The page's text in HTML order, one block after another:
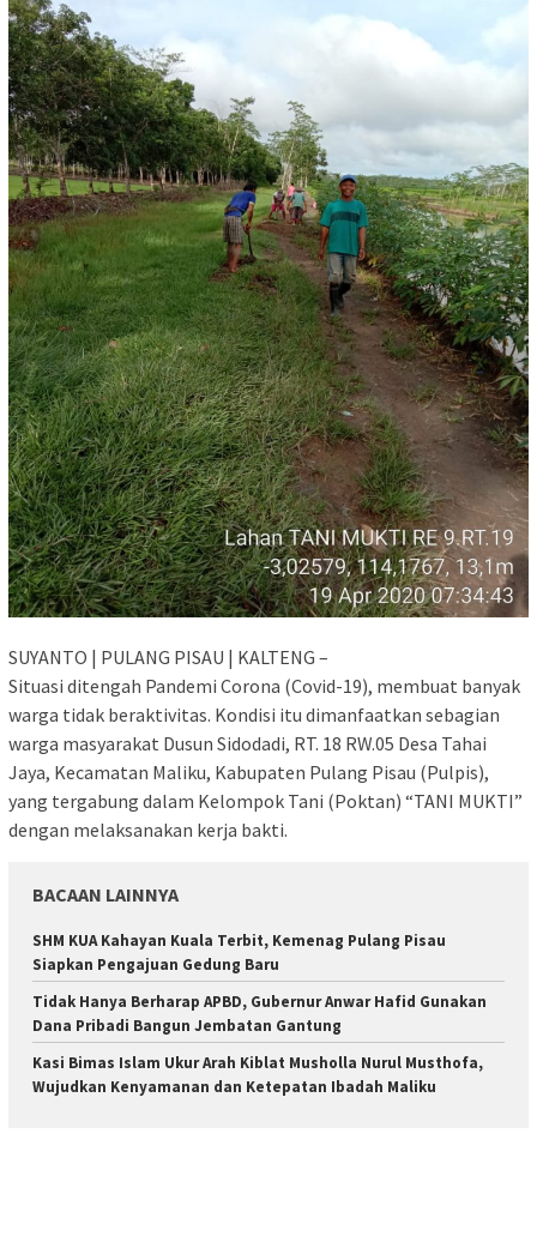
SUYANTO | PULANG PISAU | KALTENG –
Situasi ditengah Pandemi Corona (Covid-19), membuat banyak
warga tidak beraktivitas. Kondisi itu dimanfaatkan sebagian
warga masyarakat Dusun Sidodadi, RT. 18 RW.05 Desa Tahai
Jaya, Kecamatan Maliku, Kabupaten Pulang Pisau (Pulpis),
yang tergabung dalam Kelompok Tani (Poktan) “TANI MUKTI”
dengan melaksanakan kerja bakti.
BACAAN LAINNYA
SHM KUA Kahayan Kuala Terbit, Kemenag Pulang Pisau
Siapkan Pengajuan Gedung Baru
Tidak Hanya Berharap APBD, Gubernur Anwar Hafid Gunakan
Dana Pribadi Bangun Jembatan Gantung
Kasi Bimas Islam Ukur Arah Kiblat Musholla Nurul Musthofa,
Wujudkan Kenyamanan dan Ketepatan Ibadah Maliku